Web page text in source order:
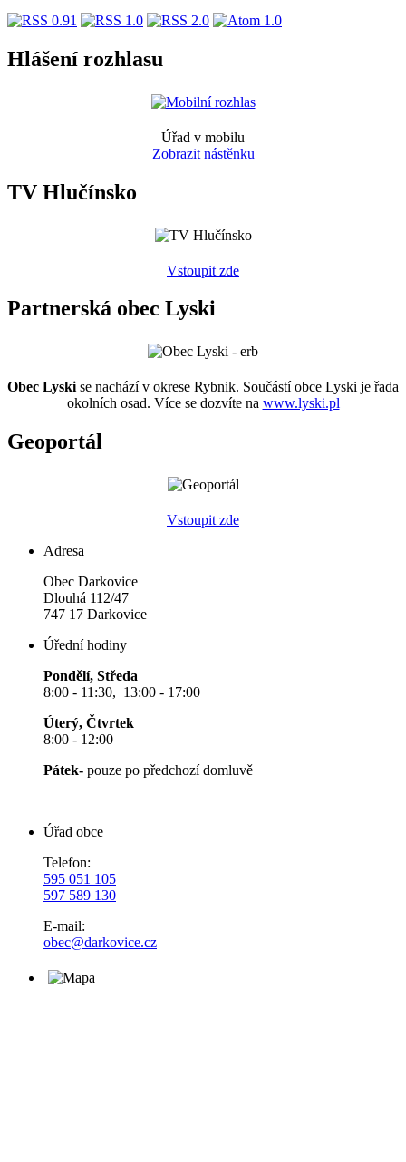
Hlášení rozhlasu
Úřad v mobilu
Zobrazit nástěnku
TV Hlučínsko
Vstoupit zde
Partnerská obec Lyski
Obec Lyski se nachází v okrese Rybnik. Součástí obce Lyski je řada
okolních osad. Více se dozvíte na www.lyski.pl
Geoportál
Vstoupit zde
Adresa
Obec Darkovice
Dlouhá 112/47
747 17 Darkovice
Úřední hodiny
Pondělí, Středa
8:00 - 11:30, 13:00 - 17:00
Úterý, Čtvrtek
8:00 - 12:00
Pátek- pouze po předchozí domluvě
Úřad obce
Telefon:
595 051 105
597 589 130
E-mail:
obec@darkovice.cz